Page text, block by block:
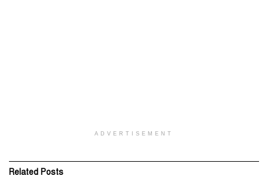
ADVERTISEMENT
Related Posts